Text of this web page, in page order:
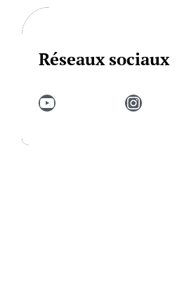
Réseaux sociaux
YouTube Instagram